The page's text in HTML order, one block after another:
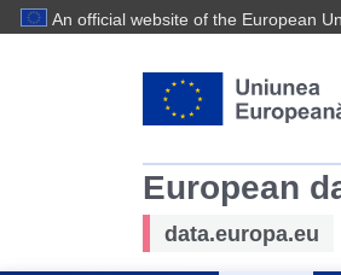
An official website of the European
European
data.europa.eu